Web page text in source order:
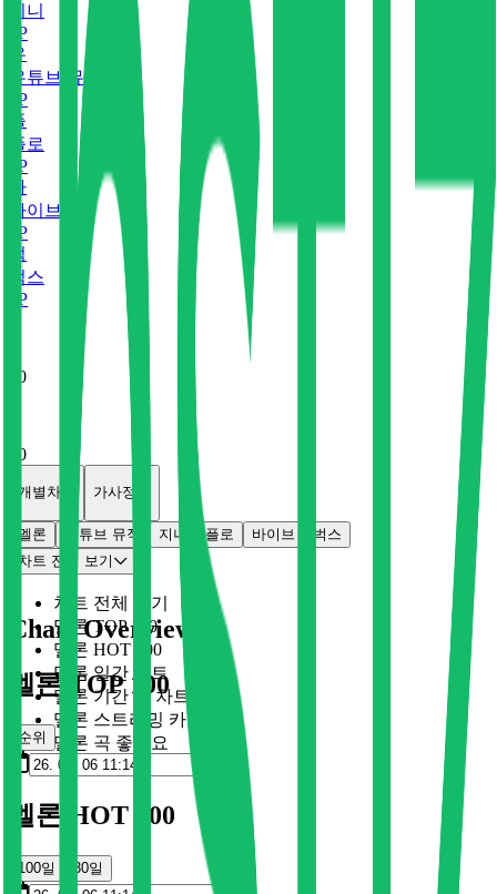
지니
P
유
유튜브 뮤직
P
플
플로
P
바
바이브
P
벅
벅스
P
0
0
개별차트 가사정보
멜론 유튜브 뮤직 지니 플로 바이브
벅스
차트 전체 보기
차트 전체 보기
멜론 TOP 100
멜론 HOT 100
멜론 일간 차트
멜론 기간 별 차트
멜론 스트리밍 카드
멜론 곡 좋아요
Chart Overview
멜론 TOP 100
순위
멜론 HOT 100
100일 30일